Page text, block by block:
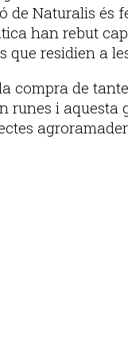
de Naturalis
han rebut
residien a
de
runes i